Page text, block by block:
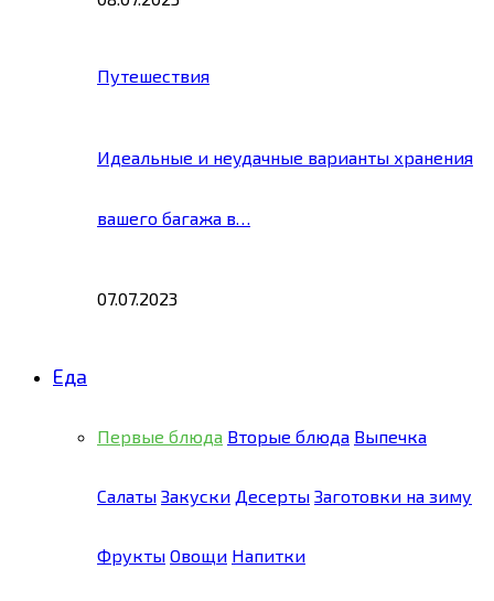
Путешествия
Идеальные и неудачные варианты хранения
вашего багажа в…
07.07.2023
Еда
Первые блюда Вторые блюда Выпечка
Салаты Закуски Десерты Заготовки на зиму
Фрукты Овощи Напитки